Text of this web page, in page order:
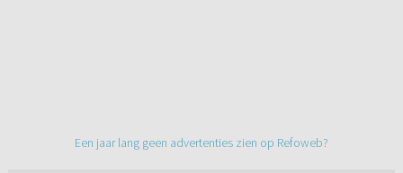
Een jaar lang geen advertenties zien op Refoweb?